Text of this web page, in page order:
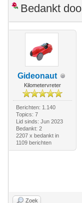
Bedankt
Gideonaut
Kilometervreter
Berichten: 1.140
Topics: 7
Lid sinds: Jun 2023
Bedankt: 2
2207 x bedankt in
1109 berichten
Zoek